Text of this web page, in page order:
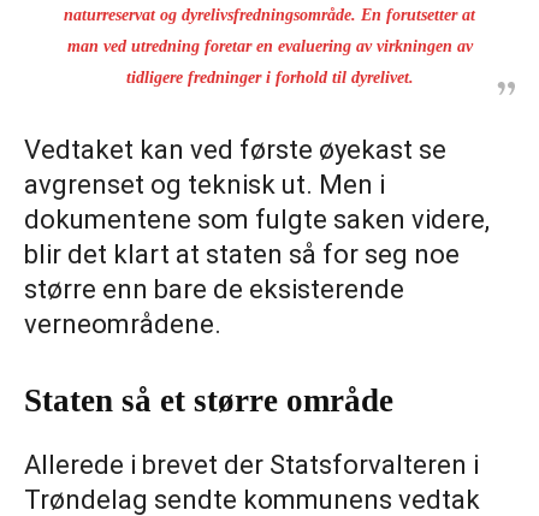
naturreservat og dyrelivsfredningsområde. En forutsetter at
man ved utredning foretar en evaluering av virkningen av
tidligere fredninger i forhold til dyrelivet.
Vedtaket kan ved første øyekast se
avgrenset og teknisk ut. Men i
dokumentene som fulgte saken videre,
blir det klart at staten så for seg noe
større enn bare de eksisterende
verneområdene.
Staten så et større område
Allerede i brevet der Statsforvalteren i
Trøndelag sendte kommunens vedtak